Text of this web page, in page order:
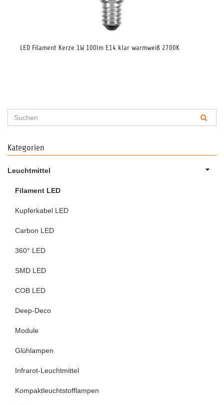
LED Filament Kerze 1W 100lm E14 klar warmweiß 2700K
Kategorien
Leuchtmittel
Filament LED
Kupferkabel LED
Carbon LED
360° LED
SMD LED
COB LED
Deep-Deco
Module
Glühlampen
Infrarot-Leuchtmittel
Kompaktleuchtstofflampen